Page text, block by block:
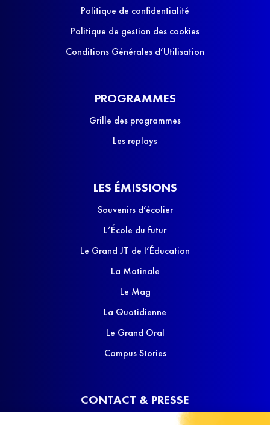
Politique de confidentialité
Politique de gestion des cookies
Conditions Générales d’Utilisation
PROGRAMMES
Grille des programmes
Les replays
LES ÉMISSIONS
Souvenirs d’écolier
L’École du futur
Le Grand JT de l’Éducation
La Matinale
Le Mag
La Quotidienne
Le Grand Oral
Campus Stories
CONTACT & PRESSE